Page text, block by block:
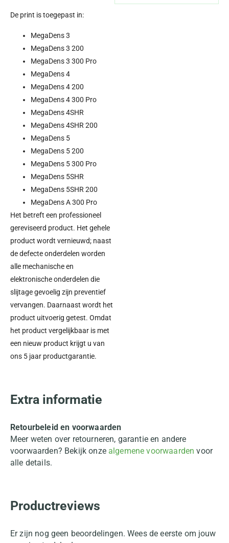
De print is toegepast in:
MegaDens 3
MegaDens 3 200
MegaDens 3 300 Pro
MegaDens 4
MegaDens 4 200
MegaDens 4 300 Pro
MegaDens 4SHR
MegaDens 4SHR 200
MegaDens 5
MegaDens 5 200
MegaDens 5 300 Pro
MegaDens 5SHR
MegaDens 5SHR 200
MegaDens A 300 Pro
Het betreft een professioneel
gereviseerd product. Het gehele
product wordt vernieuwd; naast
de defecte onderdelen worden
alle mechanische en
elektronische onderdelen die
slijtage gevoelig zijn preventief
vervangen. Daarnaast wordt het
product uitvoerig getest. Omdat
het product vergelijkbaar is met
een nieuw product krijgt u van
ons 5 jaar productgarantie.
Extra informatie
Retourbeleid en voorwaarden
Meer weten over retourneren, garantie en andere
voorwaarden? Bekijk onze algemene voorwaarden voor
alle details.
Productreviews
Er zijn nog geen beoordelingen. Wees de eerste om jouw